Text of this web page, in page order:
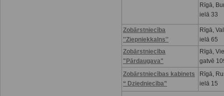
Rīgā,
ielā 33
Zobārstniecība
''Ziepniekkalns''
Rīgā,
ielā 65
Zobārstniecība
"Pārdaugava"
Rīgā,
gatvē
Zobārstniecības kabinets
“ Dziedniecība”
Rīgā,
ielā 15